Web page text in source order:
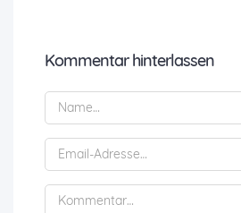
Kommentar hinterlassen